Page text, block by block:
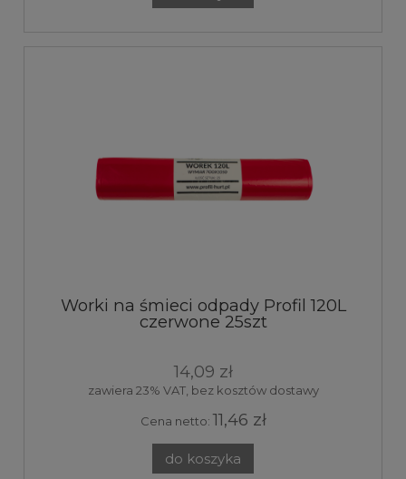
Worki na śmieci odpady Profil 120L
czerwone 25szt
14,09 zł
zawiera 23% VAT, bez kosztów dostawy
Cena netto: 11,46 zł
do koszyka